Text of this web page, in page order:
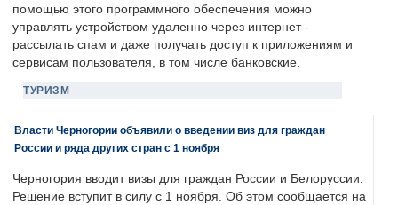
помощью этого программного обеспечения можно
управлять устройством удаленно через интернет -
рассылать спам и даже получать доступ к приложениям и
сервисам пользователя, в том числе банковские.
ТУРИЗМ
Власти Черногории объявили о введении виз для граждан
России и ряда других стран с 1 ноября
Черногория вводит визы для граждан России и Белоруссии.
Решение вступит в силу с 1 ноября. Об этом сообщается на